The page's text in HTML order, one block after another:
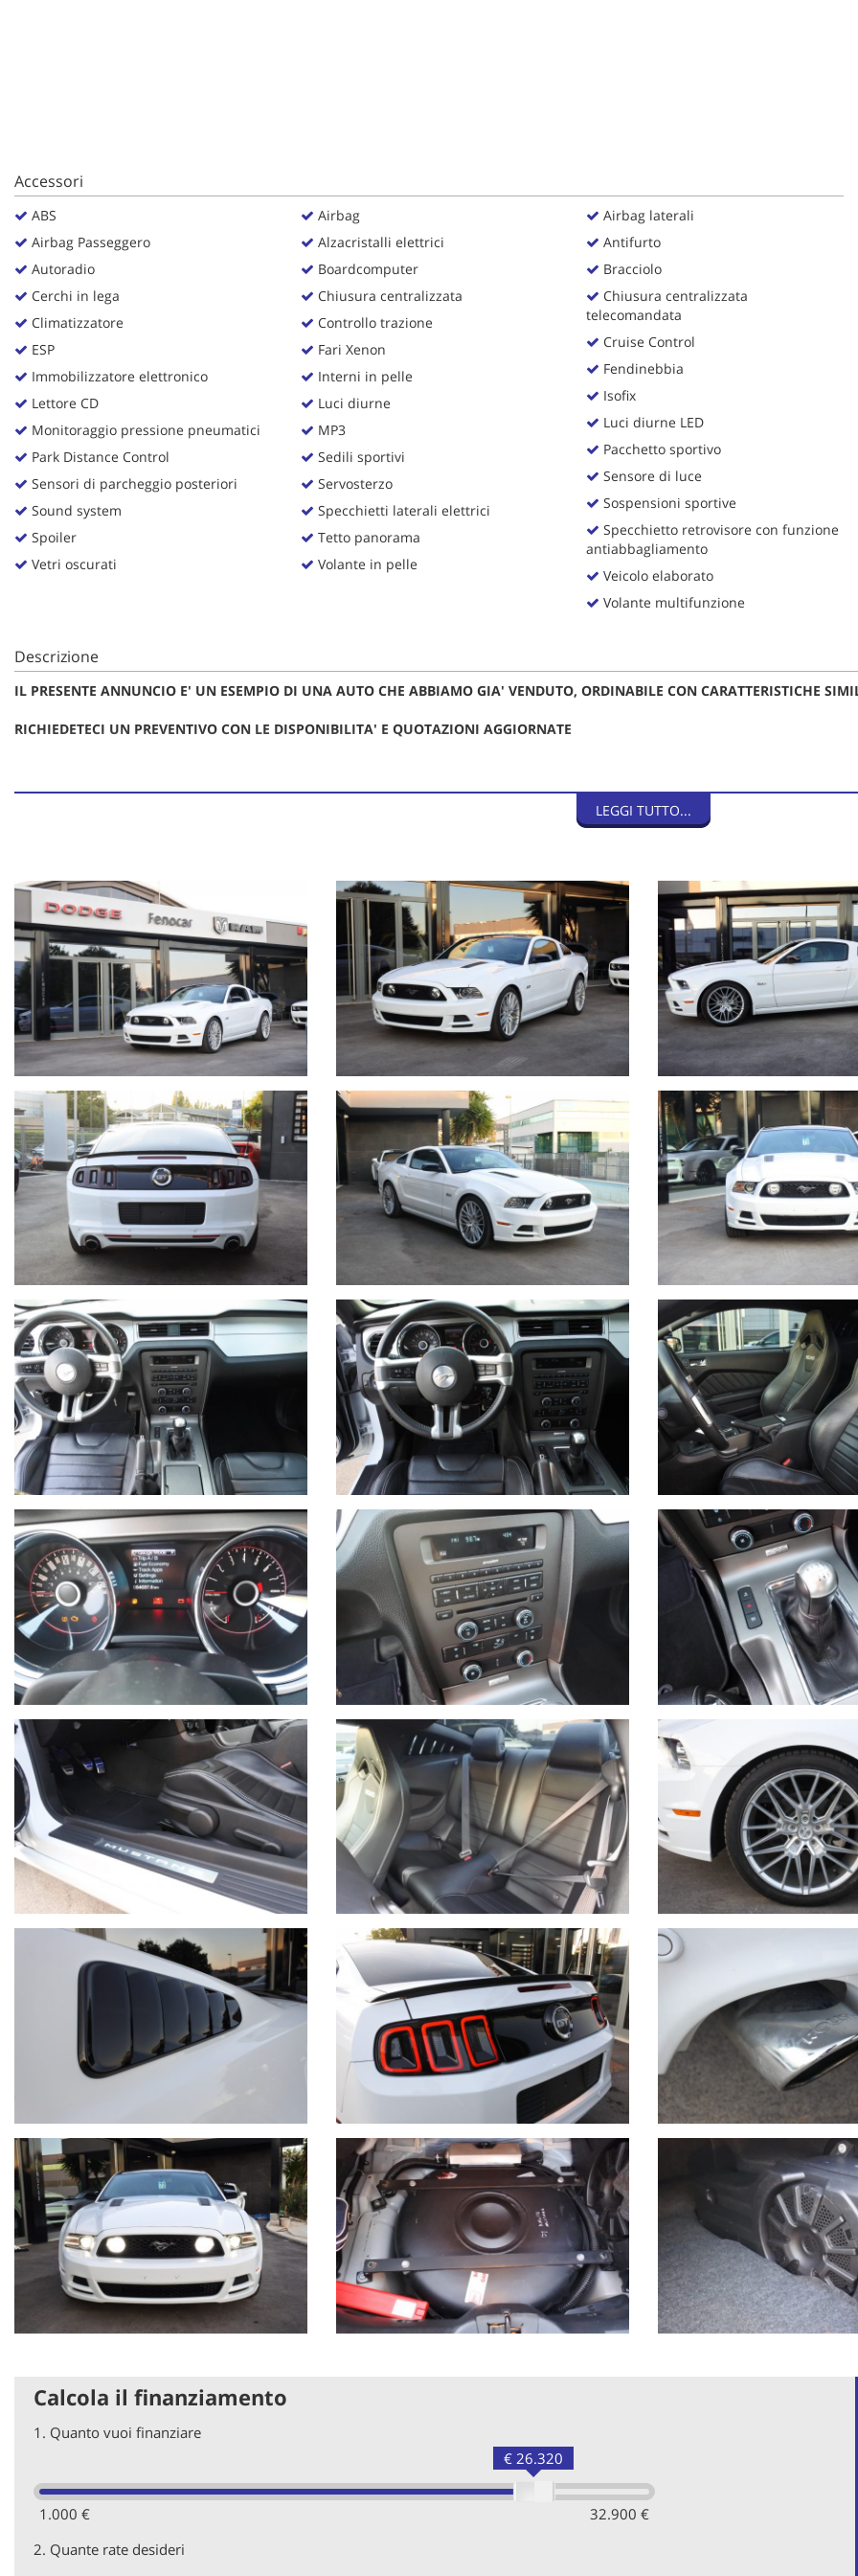
Accessori
ABS
Airbag Passeggero
Autoradio
Cerchi in lega
Climatizzatore
ESP
Immobilizzatore elettronico
Lettore CD
Monitoraggio pressione pneumatici
Park Distance Control
Sensori di parcheggio posteriori
Sound system
Spoiler
Vetri oscurati
Airbag
Alzacristalli elettrici
Boardcomputer
Chiusura centralizzata
Controllo trazione
Fari Xenon
Interni in pelle
Luci diurne
MP3
Sedili sportivi
Servosterzo
Specchietti laterali elettrici
Tetto panorama
Volante in pelle
Airbag laterali
Antifurto
Bracciolo
Chiusura centralizzata
telecomandata
Cruise Control
Fendinebbia
Isofix
Luci diurne LED
Pacchetto sportivo
Sensore di luce
Sospensioni sportive
Specchietto retrovisore con funzione
antiabbagliamento
Veicolo elaborato
Volante multifunzione
Descrizione
IL PRESENTE ANNUNCIO E' UN ESEMPIO DI UNA AUTO CHE ABBIAMO GIA' VENDUTO, ORDINABILE CON CARATTERISTICHE
RICHIEDETECI UN PREVENTIVO CON LE DISPONIBILITA' E QUOTAZIONI AGGIORNATE
TETTO PANORAMICO IN VETRO
CERCHI 20"
MODEL YEAR 2014
GARANZIA LEGALE DI CONFORMITA' 12 MESI
FORD MUSTANG 5.0 V8 GT PREMIUM MY14
Allestimento
PREMIUM SHAKER
Interni
: Pelle neri Recaro
Prima immatricolazione:09/2013
Km attuali:54855 km
Dotazione principale:
Cambio manuale 6 rapporti, interni in pelle neri con sedili sportivi RECARO (originali dalla fabbrica), tetto panoramico in vetro,
climatizzatore, faretti aggiuntivi griglia anteriore, sensore luci, impianto GPL marca Prins, window louvers in nero lucido, scarico
LEGGI TUTTO...
Calcola il finanziamento
1. Quanto vuoi finanziare
1.000 € 32.900 €
€ 26.320
2. Quante rate desideri
Puoi
rivedere
modificare
le
scelte
in
qualsiasi
Cookie analitici
Cookie di marketing